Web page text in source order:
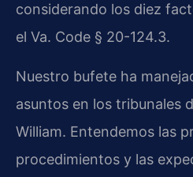
considerando los diez
el Va. Code § 20-124.3.
Nuestro bufete ha
asuntos en los tribunales
William. Entendemos las
procedimientos y las